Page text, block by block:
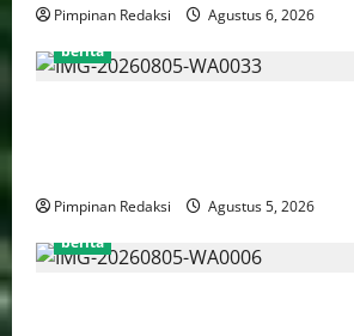
Pimpinan Redaksi
Agustus 6, 2026
berita
Pimpinan Redaksi
Agustus 5, 2026
berita